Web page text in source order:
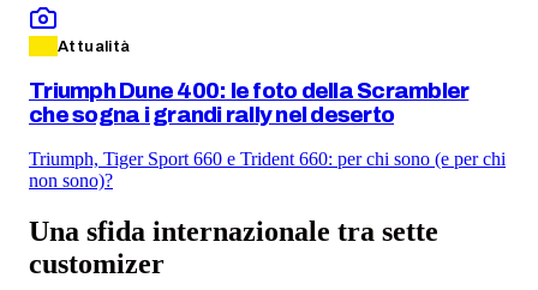
Attualità
Triumph Dune 400: le foto della Scrambler
che sogna i grandi rally nel deserto
Triumph, Tiger Sport 660 e Trident 660: per chi sono (e per chi
non sono)?
Una sfida internazionale tra sette
customizer